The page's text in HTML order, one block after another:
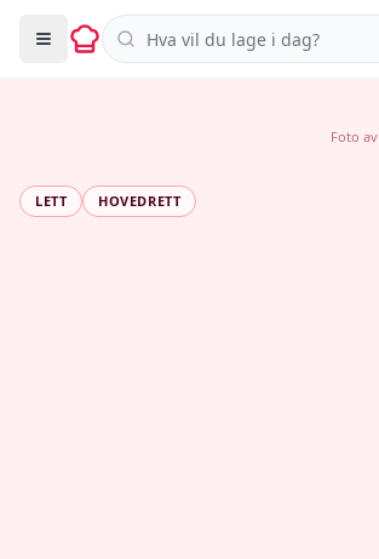
Søk i oppskrifter
LETT HOVEDRETT
Foto av